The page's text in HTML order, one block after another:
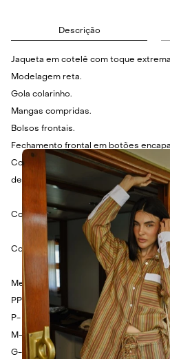
Descrição
Jaqueta em cotelê com toque
Modelagem reta.
Gola colarinho.
Mangas compridas.
Bolsos frontais.
Fechamento frontal em botões
Combine com calça utilitária bege e
despojado.
Cor: Marrom, roxo, vermelho.
Composição: 89% Poliéster, 10%
Medidas:
PP- Busto: 126cm - Cintura: 116cm -
P- Busto: 130cm - Cintura: 120cm -
M- Busto: 134cm - Cintura: 124cm -
G- Busto: 138cm - Cintura: 128cm -